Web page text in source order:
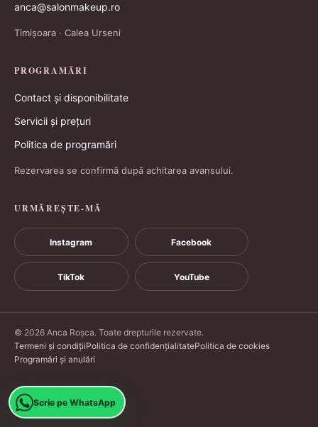
anca@salonmakeup.ro
Timișoara · Calea Urseni
PROGRAMĂRI
Contact și disponibilitate
Servicii și prețuri
Politica de programări
Rezervarea se confirmă după achitarea avansului.
URMĂREȘTE-MĂ
Instagram Facebook
TikTok YouTube
© 2026 Anca Roșca. Toate drepturile rezervate.
Termeni și condițiiPolitica de confidențialitatePolitica de cookies
Programări și anulări
Scrie pe WhatsApp